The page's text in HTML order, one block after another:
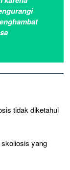
tidak diketahui
yang